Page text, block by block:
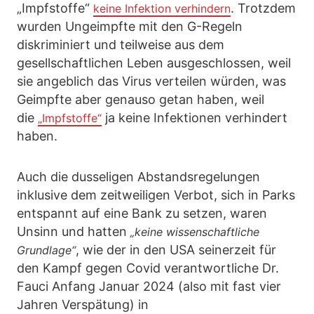
„Impfstoffe“ keine Infektion verhindern. Trotzdem
wurden Ungeimpfte mit den G-Regeln
diskriminiert und teilweise aus dem
gesellschaftlichen Leben ausgeschlossen, weil
sie angeblich das Virus verteilen würden, was
Geimpfte aber genauso getan haben, weil
die „Impfstoffe“ ja keine Infektionen verhindert
haben.
Auch die dusseligen Abstandsregelungen
inklusive dem zeitweiligen Verbot, sich in Parks
entspannt auf eine Bank zu setzen, waren
Unsinn und hatten „keine wissenschaftliche
Grundlage“, wie der in den USA seinerzeit für
den Kampf gegen Covid verantwortliche Dr.
Fauci Anfang Januar 2024 (also mit fast vier
Jahren Verspätung) in